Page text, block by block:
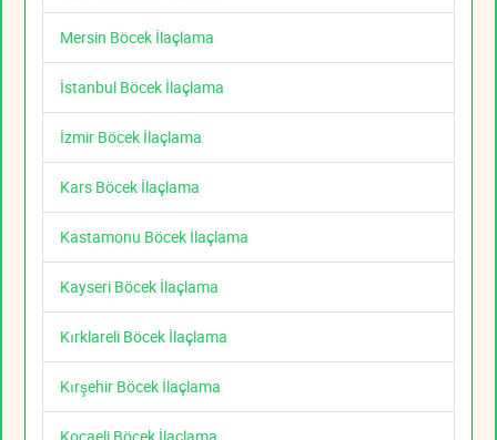
Mersin Böcek İlaçlama
İstanbul Böcek İlaçlama
İzmir Böcek İlaçlama
Kars Böcek İlaçlama
Kastamonu Böcek İlaçlama
Kayseri Böcek İlaçlama
Kırklareli Böcek İlaçlama
Kırşehir Böcek İlaçlama